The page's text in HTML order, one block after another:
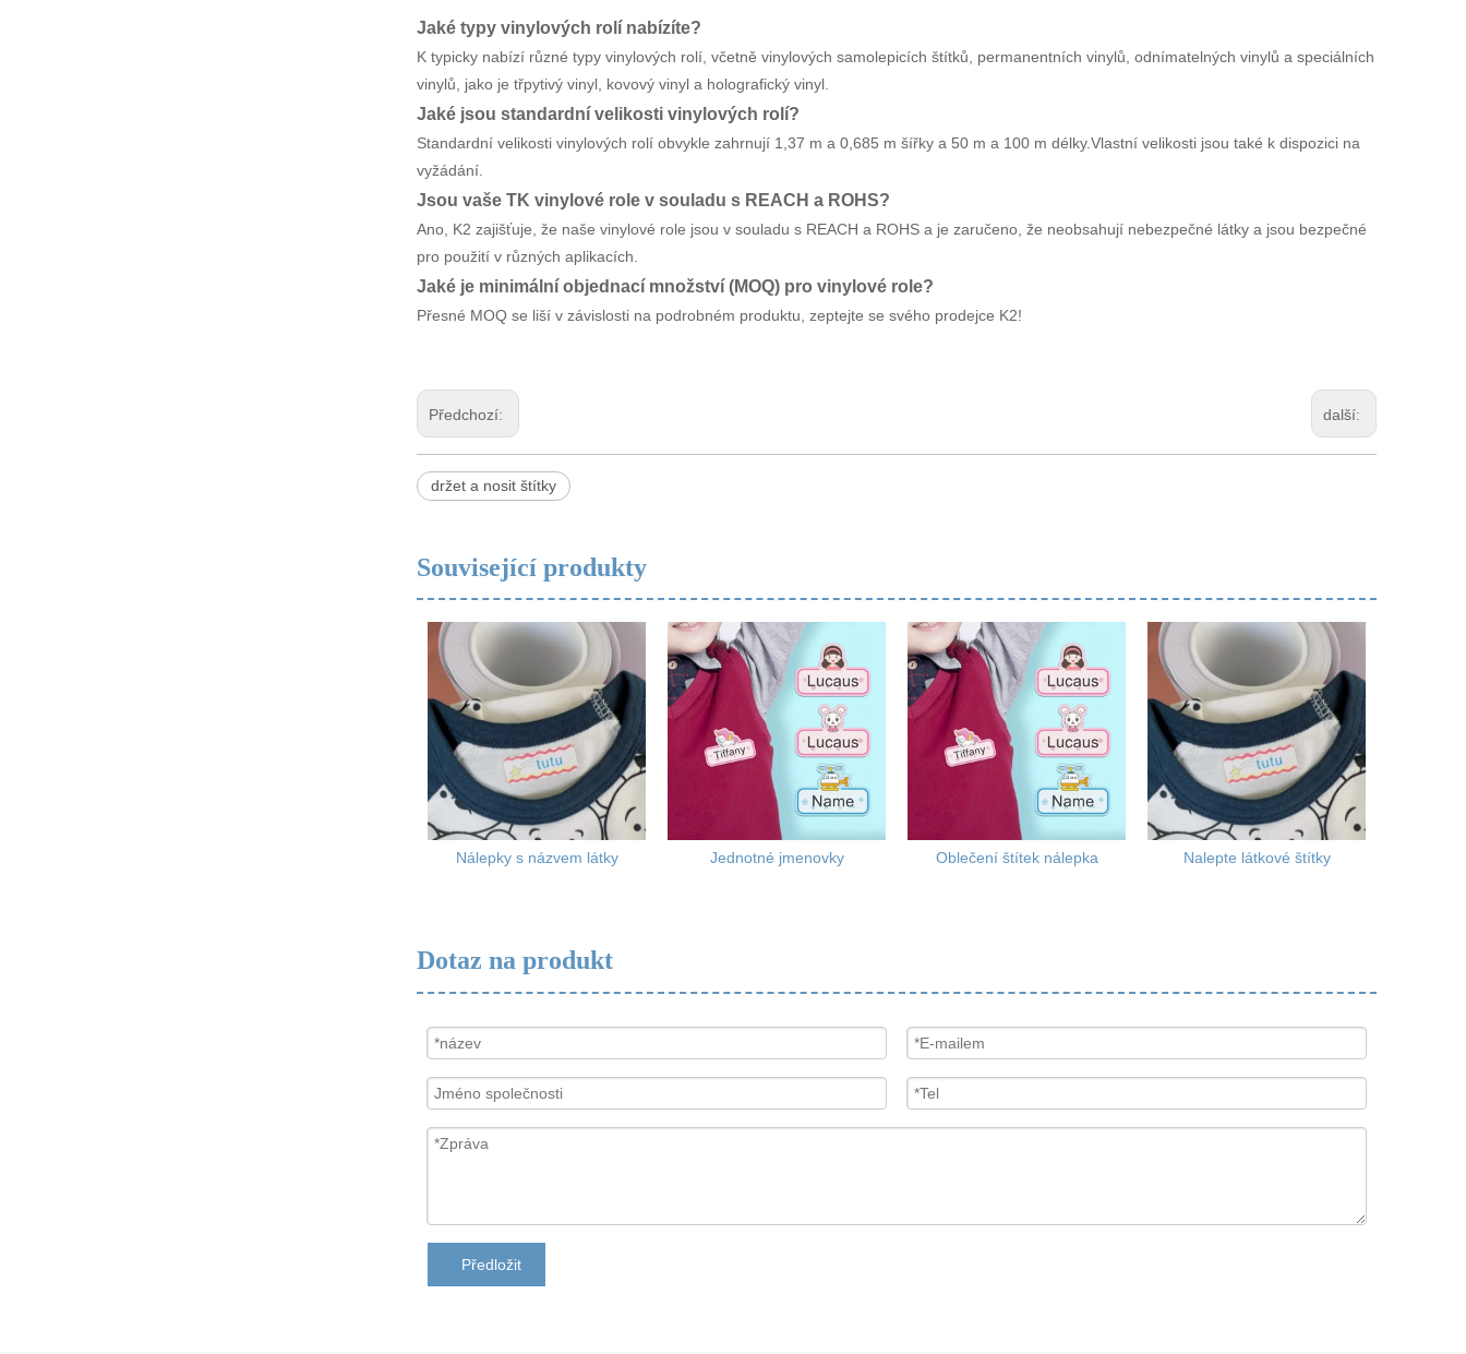
Jaké typy vinylových rolí nabízíte?
K typicky nabízí různé typy vinylových rolí, včetně vinylových samolepicích štítků, permanentních vinylů, odnímatelných vinylů a speciálních
vinylů, jako je třpytivý vinyl, kovový vinyl a holografický vinyl.
Jaké jsou standardní velikosti vinylových rolí?
Standardní velikosti vinylových rolí obvykle zahrnují 1,37 m a 0,685 m šířky a 50 m a 100 m délky.Vlastní velikosti jsou také k dispozici na
vyžádání.
Jsou vaše TK vinylové role v souladu s REACH a ROHS?
Ano, K2 zajišťuje, že naše vinylové role jsou v souladu s REACH a ROHS a je zaručeno, že neobsahují nebezpečné látky a jsou bezpečné
pro použití v různých aplikacích.
Jaké je minimální objednací množství (MOQ) pro vinylové role?
Přesné MOQ se liší v závislosti na podrobném produktu, zeptejte se svého prodejce K2!
Předchozí: další:
držet a nosit štítky
Související produkty
Nálepky s názvem látky Jednotné jmenovky Oblečení štítek nálepka Nalepte látkové štítky
Dotaz na produkt
Předložit